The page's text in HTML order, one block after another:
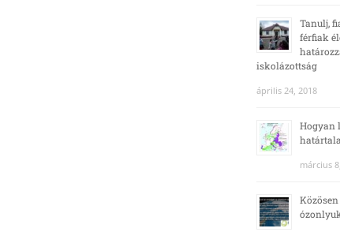
Tanulj,
férfiak
iskolázottság
április 24, 2018
Hogyan
március